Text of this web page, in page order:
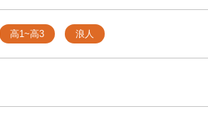
高1~高3 浪人